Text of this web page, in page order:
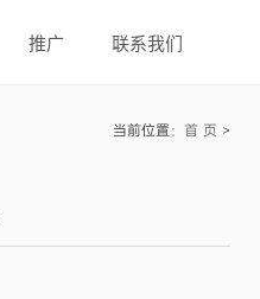
推广 联系我们
当前位置： 首 页 >